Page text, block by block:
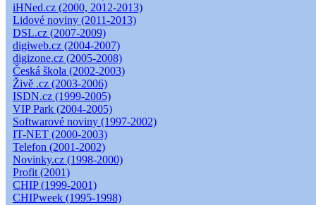
iHNed.cz (2000, 2012-2013)
Lidové noviny (2011-2013)
DSL.cz (2007-2009)
digiweb.cz (2004-2007)
digizone.cz (2005-2008)
Česká škola (2002-2003)
Živě .cz (2003-2006)
ISDN.cz (1999-2005)
VIP Park (2004-2005)
Softwarové noviny (1997-2002)
IT-NET (2000-2003)
Telefon (2001-2002)
Novinky.cz (1998-2000)
Profit (2001)
CHIP (1999-2001)
CHIPweek (1995-1998)